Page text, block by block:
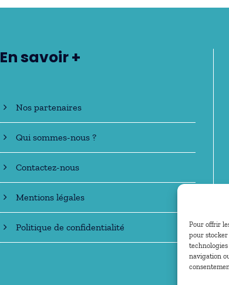
Pour offrir
pour
navigation
En savoir +
Nos partenaires
Qui sommes-nous ?
Contactez-nous
Mentions légales
Politique de confidentialité